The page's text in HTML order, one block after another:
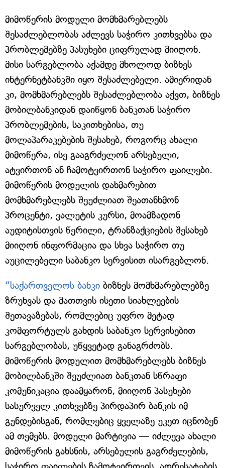
მიმოწერის მოდული მომხმარებლებს
შესაძლებლობას აძლევს საჭირო კითხვებსა და
პრობლემებზე პასუხები ციფრულად მიიღონ.
მისი სარგებლობა აქამდე მხოლოდ ბიზნეს
ინტერნეტბანკში იყო შესაძლებელი. ამიერიდან
კი, მომხმარებლებს შესაძლებლობა აქვთ, ბიზნეს
მობილბანკიდან დაიწყონ ბანკთან საჭირო
პრობლემების, საკითხებისა, თუ
მოლაპარაკებების შესახებ, როგორც ახალი
მიმოწერა, ისე გააგრძელონ არსებული,
ატვირთონ ან ჩამოტვირთონ საჭირო ფაილები.
მიმოწერის მოდულის დახმარებით
მომხმარებლებს შეუძლიათ შეათანხმონ
პროცენტი, ვალუტის კურსი, მოამზადონ
აუდიტისთვის წერილი, ტრანზაქციების შესახებ
მიიღონ ინფორმაცია და სხვა საჭირო თუ
აუცილებელი საბანკო სერვისით ისარგებლონ.
“საქართველოს ბანკი ბიზნეს მომხმარებლებზე
ზრუნვას და მათთვის ისეთი სიახლეების
შეთავაზებას, რომლებიც უფრო მეტად
კომფორტულს გახდის საბანკო სერვისებით
სარგებლობას, უწყვეტად განაგრძობს.
მიმოწერის მოდულით მომხმარებლებს ბიზნეს
მობილბანკში შეუძლიათ ბანკთან სწრაფი
კომუნიკაცია დაამყარონ, მიიღონ პასუხები
სასურველ კითხვებზე პირდაპირ ბანკის იმ
გუნდებისგან, რომლებიც ყველაზე უკეთ იცნობენ
ამ თემებს. მოდული მარტივია — იძლევა ახალი
მიმოწერის გახსნის, არსებულის გაგრძელების,